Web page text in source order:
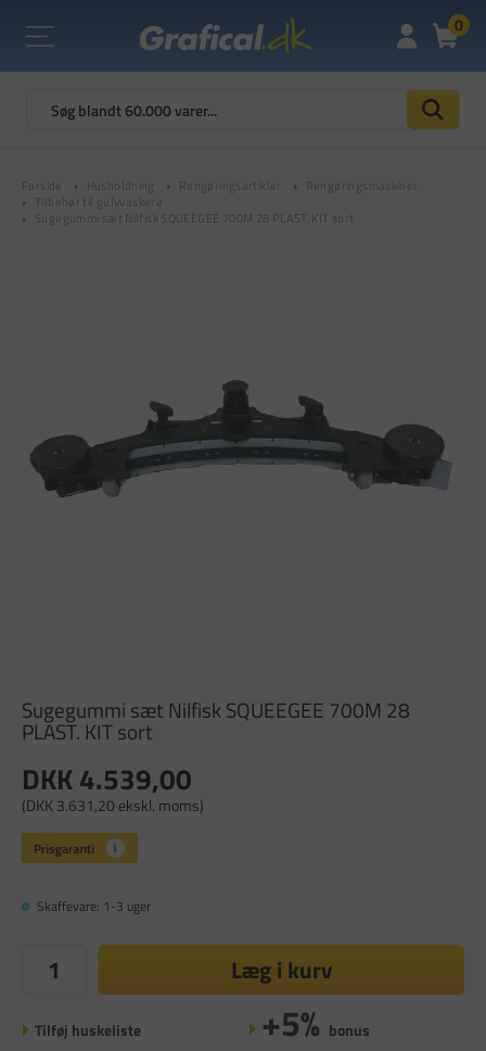
0
Forside Husholdning Rengøringsartikler
Rengøringsmaskiner
Tilbehør til gulvvaskere
Sugegummi sæt Nilfisk SQUEEGEE 700M 28 PLAST. KIT sort
Sugegummi sæt Nilfisk SQUEEGEE 700M 28
PLAST. KIT sort
DKK 4.539,00
(DKK 3.631,20 ekskl. moms)
Skaffevare: 1-3 uger
Læg i kurv
Tilføj huskeliste +5% bonus